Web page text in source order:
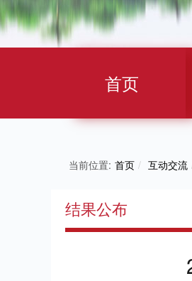
首页
当前位置: 首页 / 互动交流
结果公布